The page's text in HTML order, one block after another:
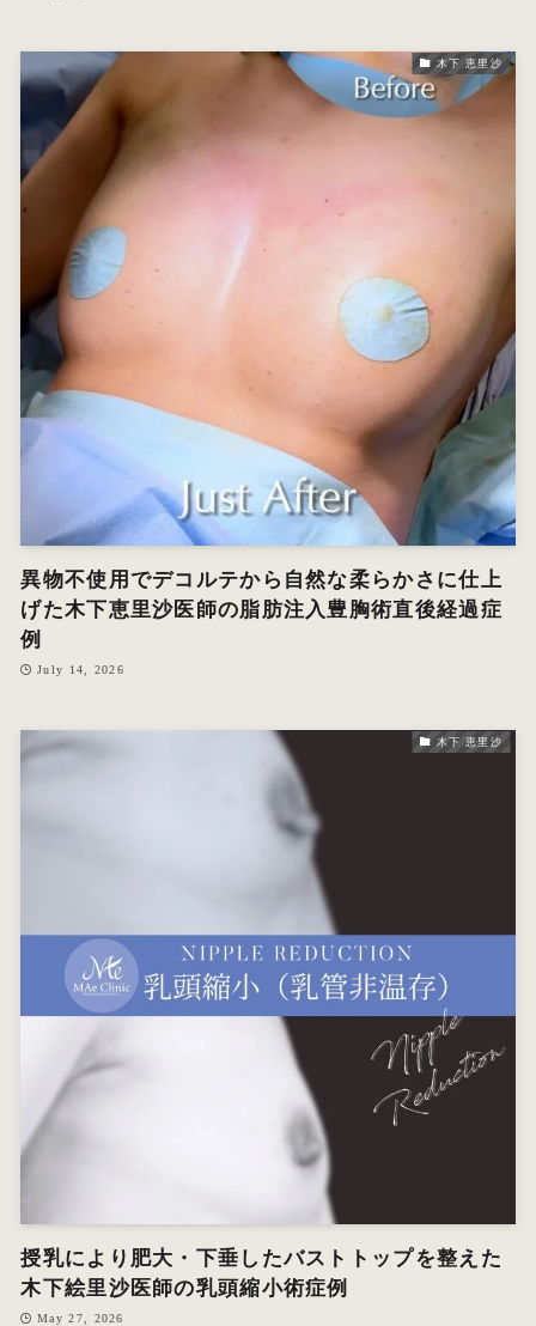
木下 恵里沙
異物不使用でデコルテから自然な柔らかさに仕上
げた木下恵里沙医師の脂肪注入豊胸術直後経過症
例
July 14, 2026
木下 恵里沙
授乳により肥大・下垂したバストトップを整えた
木下絵里沙医師の乳頭縮小術症例
May 27, 2026